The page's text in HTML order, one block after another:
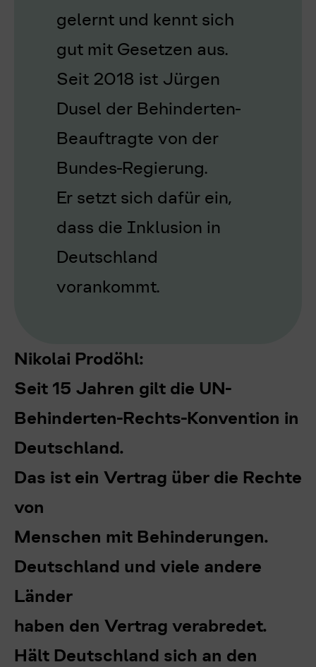
gelernt und kennt sich
gut mit Gesetzen aus.
Seit 2018 ist Jürgen
Dusel der Behinderten-
Beauftragte von der
Bundes-Regierung.
Er setzt sich dafür ein,
dass die Inklusion in
Deutschland
vorankommt.
Nikolai Prodöhl:
Seit 15 Jahren gilt die UN-
Behinderten-Rechts-Konvention in
Deutschland.
Das ist ein Vertrag über die Rechte
von
Menschen mit Behinderungen.
Deutschland und viele andere
Länder
haben den Vertrag verabredet.
Hält Deutschland sich an den